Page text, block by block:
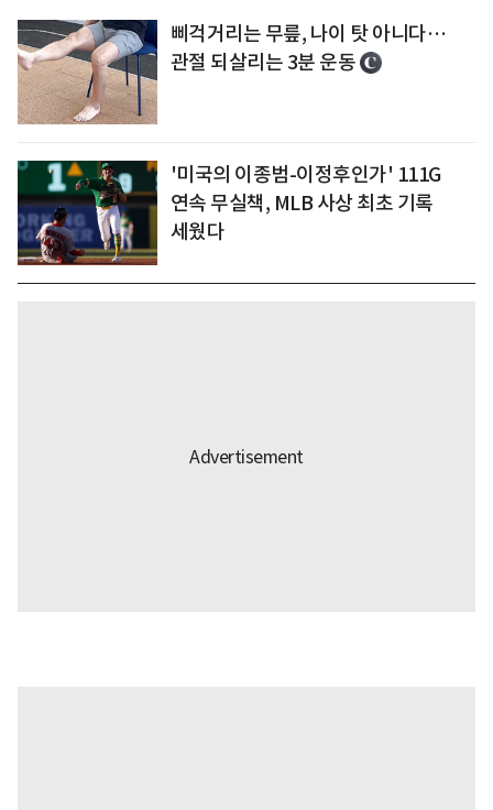
삐걱거리는 무릎, 나이 탓 아니다…
관절 되살리는 3분 운동
'미국의 이종범-이정후인가' 111G
연속 무실책, MLB 사상 최초 기록
세웠다